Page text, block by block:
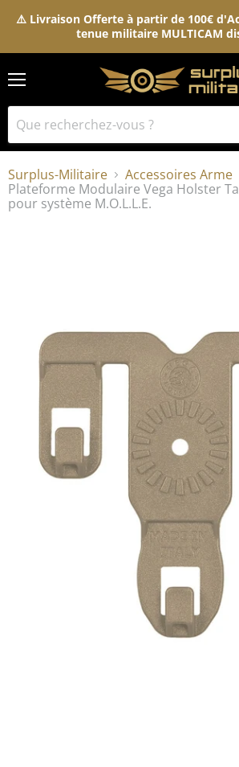
⚠️ Livraison Offerte à partir de 100€
tenue militaire MULTICAM
Surplus-Militaire
Accessoires Arme
Plateforme Modulaire Vega Holster
pour système M.O.L.L.E.